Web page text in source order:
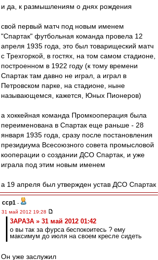
и да, к размышлениям о днях рождения
свой первый матч под новым именем
"Спартак" футбольная команда провела 12
апреля 1935 года, это был товарищеский матч
с Трехгоркой, в гостях, на том самом стадионе,
построенном в 1922 году (к тому времени
Спартак там давно не играл, а играл в
Петровском парке, на стадионе, ныне
называющемся, кажется, Юных Пионеров)
а хоккейная команда Промкооперация была
переименована в Спартак еще раньше - 28
января 1935 года, сразу после постановления
президиума Всесоюзного совета промысловой
кооперации о создании ДСО Спартак, и уже
играла под этим новым именем
а 19 апреля был утвержден устав ДСО Спартак
ccp1 -
31 май 2012 19:28
3APA3A » 31 май 2012 01:42
о вы так за фурса беспокоитесь ? ему
максимум до июля на своем кресле сидеть
Он уже заслужил